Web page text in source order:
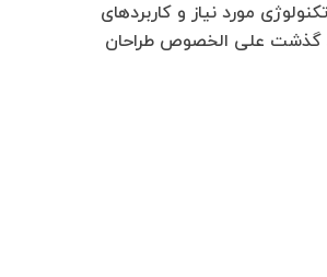
مورد نیاز و کاربردهای
گذشت علی الخصوص طراحان